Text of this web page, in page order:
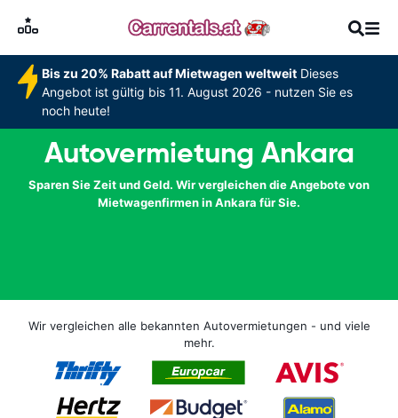
Bis zu 20% Rabatt auf Mietwagen weltweitDieses
Angebot ist gültig bis 11. August 2026 - nutzen Sie es
noch heute!
Autovermietung Ankara
Sparen Sie Zeit und Geld. Wir vergleichen die Angebote von
Mietwagenfirmen in Ankara für Sie.
Wir vergleichen alle bekannten Autovermietungen - und viele
mehr.